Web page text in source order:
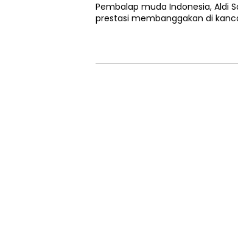
Pembalap muda Indonesia, Aldi
prestasi membanggakan di